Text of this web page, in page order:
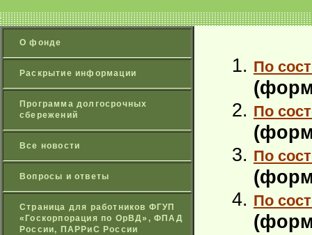
О фонде
Раскрытие информации
Программа долгосрочных
сбережений
Все новости
Вопросы и ответы
Страница для работников ФГУП
«Госкорпорация по ОрВД», ФПАД
России, ПАРРиС России
По
По
По
По